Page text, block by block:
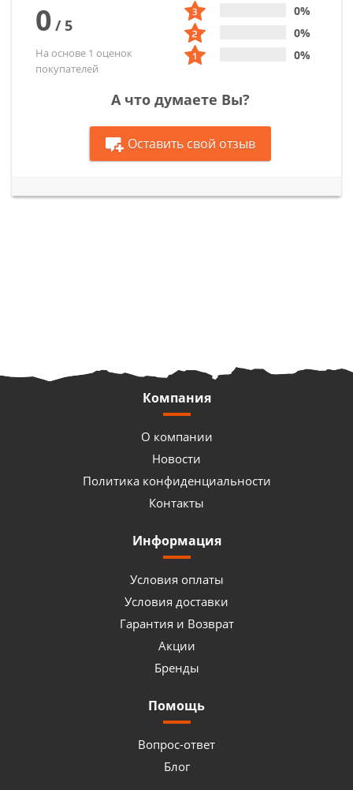
0 /5
На основе 1 оценок
покупателей
0%
0%
0%
А что думаете Вы?
Оставить свой отзыв
Компания
О компании
Новости
Политика конфиденциальности
Контакты
Информация
Условия оплаты
Условия доставки
Гарантия и Возврат
Акции
Бренды
Помощь
Вопрос-ответ
Блог